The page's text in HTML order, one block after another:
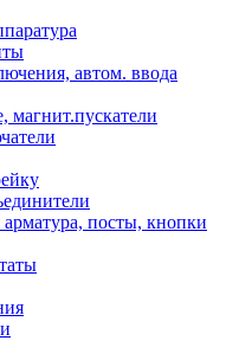
автом. ввода
магнит.пускатели
арматура, посты, кнопки